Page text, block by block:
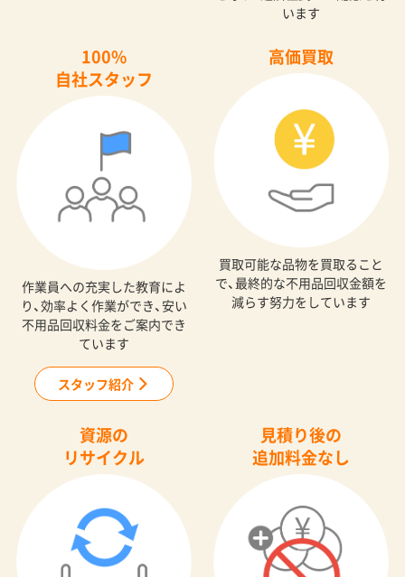
います
100%
自社スタッフ
作業員への充実した教育によ
り、効率よく作業ができ、安い
不用品回収料金をご案内でき
ています
スタッフ紹介
高価買取
買取可能な品物を買取ること
で、最終的な不用品回収金額を
減らす努力をしています
資源の
リサイクル
見積り後の
追加料金なし